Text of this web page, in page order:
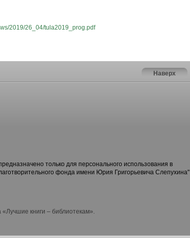
2019/26_04/tula2019_prog.pdf
Наверх
только для персонального использования в
фонда имени Юрия Григорьевича Слепухина"
книги – библиотекам».